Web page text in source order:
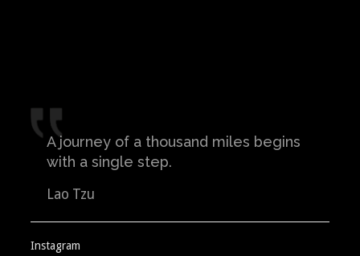
A journey of a thousand miles begins
with a single step.
Lao Tzu
Instagram